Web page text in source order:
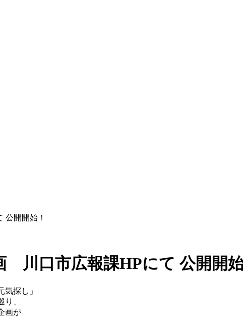
開開始！
川口市広報課HPにて 公開開
探し」
、
画が